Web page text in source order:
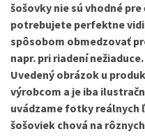
šošovky nie sú vhodné
potrebujete perfektne
spôsobom obmedzovať
napr. pri riadení nežiaduce.
Uvedený obrázok u
výrobcom a je iba
uvádzame fotky reálnych
šošoviek chová na